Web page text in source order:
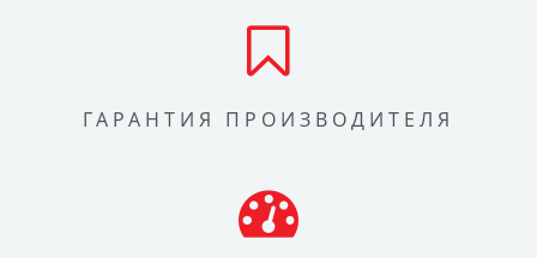
ГАРАНТИЯ ПРОИЗВОДИТЕЛЯ